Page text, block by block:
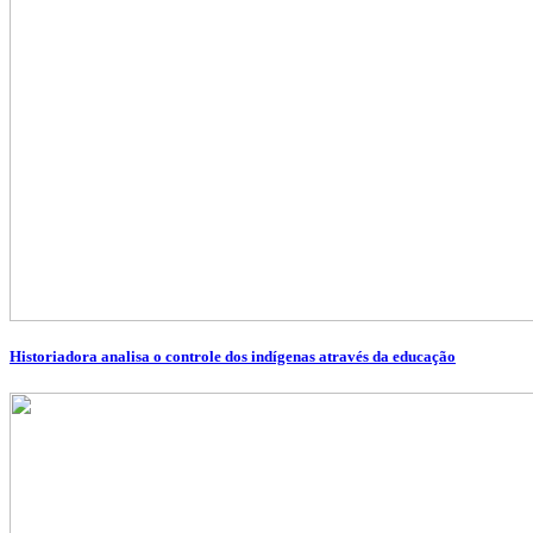
Historiadora analisa o controle dos indígenas através da educação